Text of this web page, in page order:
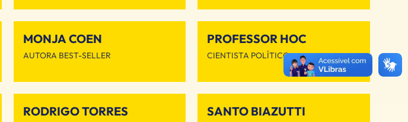
MONJA COEN
AUTORA BEST-SELLER
PROFESSOR HOC
CIENTISTA POLÍTICO
RODRIGO TORRES SANTO BIAZUTTI